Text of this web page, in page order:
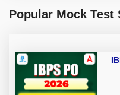
Popular Mock Test